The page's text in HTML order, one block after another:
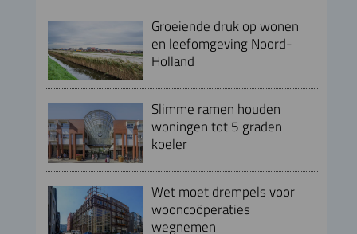
Groeiende druk op wonen
en leefomgeving Noord-
Holland
Slimme ramen houden
woningen tot 5 graden
koeler
Wet moet drempels voor
wooncoöperaties
wegnemen